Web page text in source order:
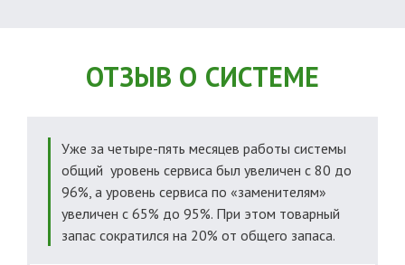
ОТЗЫВ О СИСТЕМЕ
Уже за четыре-пять месяцев работы системы
общий уровень сервиса был увеличен с 80 до
96%, а уровень сервиса по «заменителям»
увеличен с 65% до 95%. При этом товарный
запас сократился на 20% от общего запаса.